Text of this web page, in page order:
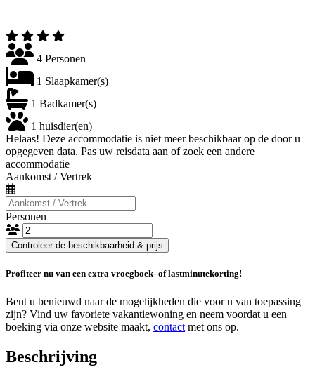
4 Personen
1 Slaapkamer(s)
1 Badkamer(s)
1 huisdier(en)
Helaas! Deze accommodatie is niet meer beschikbaar op de door u
opgegeven data. Pas uw reisdata aan of zoek een andere
accommodatie
Aankomst / Vertrek
Personen
Controleer de beschikbaarheid & prijs
Profiteer nu van een extra vroegboek- of lastminutekorting!
Bent u benieuwd naar de mogelijkheden die voor u van toepassing
zijn? Vind uw favoriete vakantiewoning en neem voordat u een
boeking via onze website maakt, contact met ons op.
Beschrijving